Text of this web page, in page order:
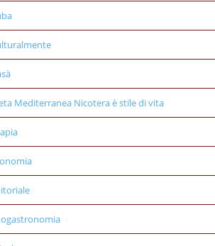
Mediterranea Nicotera è stile di vita